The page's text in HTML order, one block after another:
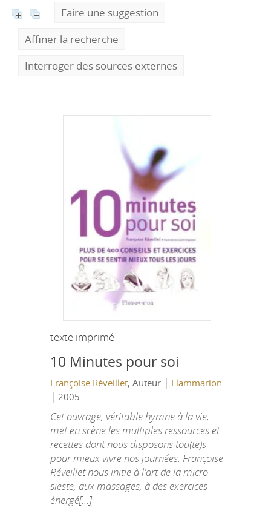
Faire une suggestion
Affiner la recherche
Interroger des sources externes
texte imprimé
10 Minutes pour soi
Françoise Réveillet, Auteur | Flammarion
| 2005
Cet ouvrage, véritable hymne à la vie,
met en scène les multiples ressources et
recettes dont nous disposons tou(te)s
pour mieux vivre nos journées. Françoise
Réveillet nous initie à l'art de la micro-
sieste, aux massages, à des exercices
énergé[...]